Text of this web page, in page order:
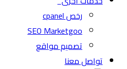
رخص cpanel
SEO Marketgoo
تصميم مواقع
تواصل معنا